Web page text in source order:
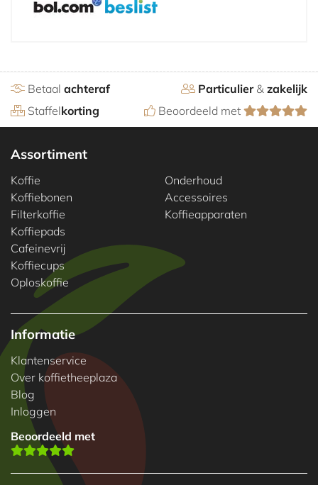
Betaal achteraf Particulier& zakelijk
Staffelkorting Beoordeeld met
Assortiment
Koffie
Koffiebonen
Filterkoffie
Koffiepads
Cafeinevrij
Koffiecups
Oploskoffie
Onderhoud
Accessoires
Koffieapparaten
Informatie
Klantenservice
Over koffietheeplaza
Blog
Inloggen
Beoordeeld met